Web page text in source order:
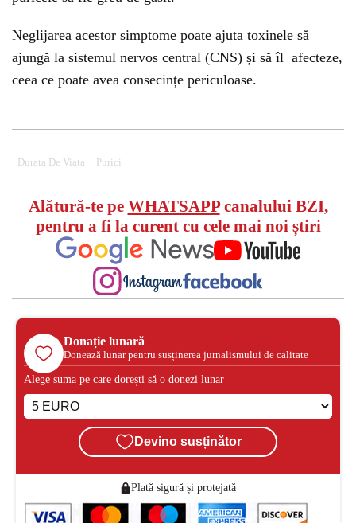
Neglijarea acestor simptome poate ajuta toxinele să
ajungă la sistemul nervos central (CNS) și să îl afecteze,
ceea ce poate avea consecințe periculoase.
Durata De Viata Purici
Alătură-te pe WHATSAPPcanalului BZI,
pentru a fi la curent cu cele mai noi știri
Donație lunară
Donează lunar pentru susținerea jurnalismului de calitate
Alege suma pe care dorești să o donezi lunar
Devino susținător
Plată sigură și protejată